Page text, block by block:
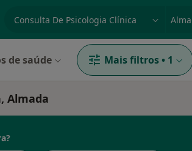
especialidade, doença ou nome
de saúde Mais filtros • 1
Almada